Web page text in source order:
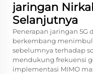
jaringan
Selanjutnya
Penerapan jaringan 5G
berkembang
sebelumnya terhadap
mendukung frekuensi
implementasi MIMO